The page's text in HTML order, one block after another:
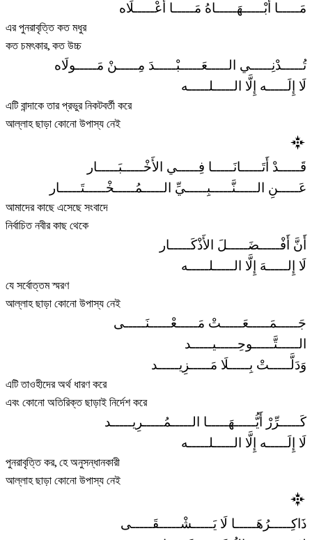
مَـــــا أَبْـــــهَـــــاهُ مَـــــا أَعْـــــلَاه
এর পুনরাবৃত্তি কত মধুর
কত চমৎকার, কত উচ্চ
تُـــــدْنِـــــي الـــــعَـــــبْـــــدَ مِـــــنْ مَـــــولَاه
لَا إِلَـــــه إِلَّا الـــــلـــــه
এটি বান্দাকে তার প্রভুর নিকটবর্তী করে
আল্লাহ ছাড়া কোনো উপাস্য নেই
قَـــــدْ أَتَـــــانَـــــا فِـــــي الأَخْـــــبَـــــار
عَـــــنِ الـــــنَّـــــبِـــــيِّ الـــــمُـــــخْـــــتَـــــار
আমাদের কাছে এসেছে সংবাদে
নির্বাচিত নবীর কাছ থেকে
أَنَّ أَفْـــــضَـــــلَ الأَذْكَـــــار
لَا إِلـــــهَ إِلَّا الـــــلـــــه
যে সর্বোত্তম স্মরণ
আল্লাহ ছাড়া কোনো উপাস্য নেই
جَـــــمَـــــعَـــــتْ مَـــــعْـــــنَـــــى
الـــــتَّـــــوحِـــــيـــــد
وَدَلَّـــــتْ بِـــــلَا مَـــــزِيـــــد
এটি তাওহীদের অর্থ ধারণ করে
এবং কোনো অতিরিক্ত ছাড়াই নির্দেশ করে
كَـــــرِّرْ أَيُّـــــهَـــــا الـــــمُـــــرِيـــــد
لَا إِلَـــــه إِلَّا الـــــلـــــه
পুনরাবৃত্তি কর, হে অনুসন্ধানকারী
আল্লাহ ছাড়া কোনো উপাস্য নেই
ذَاكِـــــرُهَـــــا لَا يَـــــشْـــــقَـــــى